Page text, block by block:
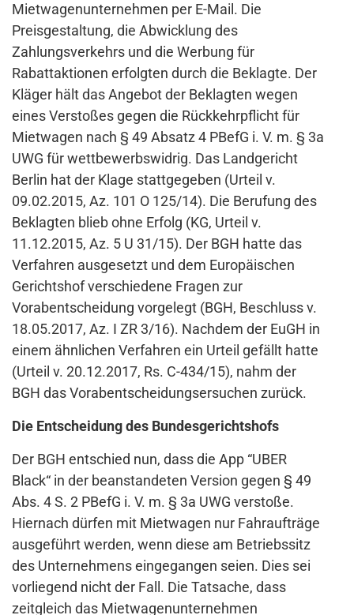
Mietwagenunternehmen per E-Mail. Die
Preisgestaltung, die Abwicklung des
Zahlungsverkehrs und die Werbung für
Rabattaktionen erfolgten durch die Beklagte. Der
Kläger hält das Angebot der Beklagten wegen
eines Verstoßes gegen die Rückkehrpflicht für
Mietwagen nach § 49 Absatz 4 PBefG i. V. m. § 3a
UWG für wettbewerbswidrig. Das Landgericht
Berlin hat der Klage stattgegeben (Urteil v.
09.02.2015, Az. 101 O 125/14). Die Berufung des
Beklagten blieb ohne Erfolg (KG, Urteil v.
11.12.2015, Az. 5 U 31/15). Der BGH hatte das
Verfahren ausgesetzt und dem Europäischen
Gerichtshof verschiedene Fragen zur
Vorabentscheidung vorgelegt (BGH, Beschluss v.
18.05.2017, Az. I ZR 3/16). Nachdem der EuGH in
einem ähnlichen Verfahren ein Urteil gefällt hatte
(Urteil v. 20.12.2017, Rs. C-434/15), nahm der
BGH das Vorabentscheidungsersuchen zurück.
Die Entscheidung des Bundesgerichtshofs
Der BGH entschied nun, dass die App “UBER
Black“ in der beanstandeten Version gegen § 49
Abs. 4 S. 2 PBefG i. V. m. § 3a UWG verstoße.
Hiernach dürfen mit Mietwagen nur Fahraufträge
ausgeführt werden, wenn diese am Betriebssitz
des Unternehmens eingegangen seien. Dies sei
vorliegend nicht der Fall. Die Tatsache, dass
zeitgleich das Mietwagenunternehmen